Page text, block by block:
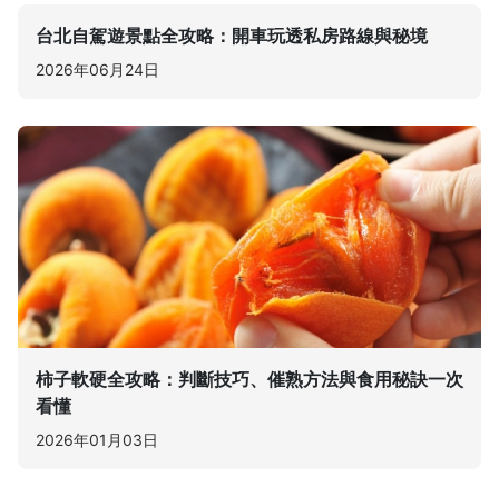
台北自駕遊景點全攻略：開車玩透私房路線與秘境
2026年06月24日
柿子軟硬全攻略：判斷技巧、催熟方法與食用秘訣一次
看懂
2026年01月03日